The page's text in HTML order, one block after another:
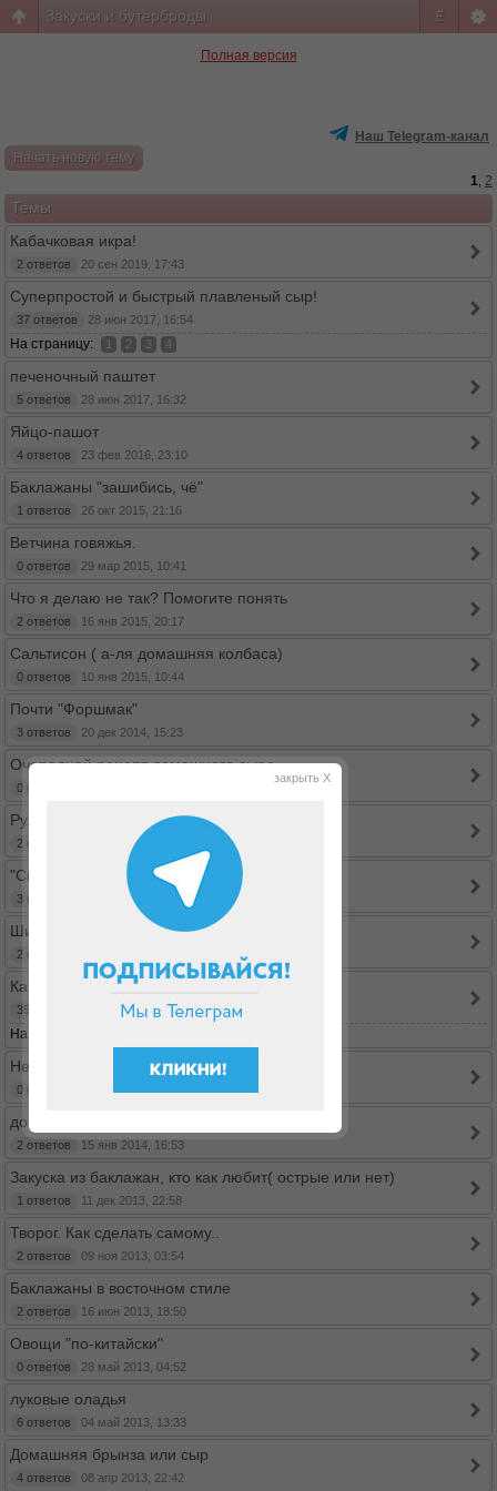
#
Закуски и бутерброды
Полная версия
Наш Telegram-канал
Начать новую тему
1, 2
Темы
Кабачковая икра!
2 ответов 20 сен 2019, 17:43
Суперпростой и быстрый плавленый сыр!
37 ответов 28 июн 2017, 16:54
На страницу: 1 2 3 4
печеночный паштет
5 ответов 28 июн 2017, 16:32
Яйцо-пашот
4 ответов 23 фев 2016, 23:10
Баклажаны "зашибись, чё"
1 ответов 26 окт 2015, 21:16
Ветчина говяжья.
0 ответов 29 мар 2015, 10:41
Что я делаю не так? Помогите понять
2 ответов 16 янв 2015, 20:17
Сальтисон ( а-ля домашняя колбаса)
0 ответов 10 янв 2015, 10:44
Почти "Форшмак"
3 ответов 20 дек 2014, 15:23
Очередной рецепт домашнего сыра
0 ответов
Рулет из крабовых палочек
2 ответов 14 ноя 2014, 12:58
"Сыр" из творога-для ленивых ;)
3 ответов 12 сен 2014, 16:52
Широллы или роллы из ширатаки
2 ответов
Капустный пирог! В БО отличный вариант!
35 ответов 08 апр 2014, 08:20
На страницу:
Нерка малосоленая в лимоне
0 ответов 03 мар 2014, 16:48
домашний творог
2 ответов 15 янв 2014, 16:53
Закуска из баклажан, кто как любит( острые или нет)
1 ответов 11 дек 2013, 22:58
Творог. Как сделать самому..
2 ответов 09 ноя 2013, 03:54
Баклажаны в восточном стиле
2 ответов 16 июн 2013, 18:50
Овощи "по-китайски"
0 ответов 28 май 2013, 04:52
луковые оладья
6 ответов 04 май 2013, 13:33
Домашняя брынза или сыр
4 ответов 08 апр 2013, 22:42
закрыть X